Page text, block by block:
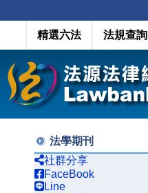
精選六法 法規查詢
法學期刊
社群分享
FaceBook
Line